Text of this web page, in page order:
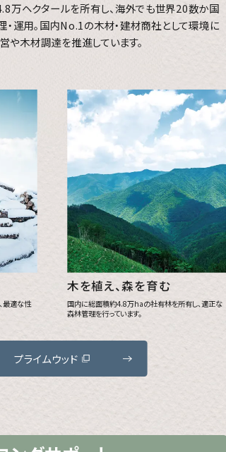
万ヘクタールを所有し、海外でも世界20数か国
運用。国内No.1の木材・建材商社として環境に
木材調達を推進しています。
最適な性
木を植え、森を育む
国内に総面積約4.8万haの社有林を所有し、適正な
森林管理を行っています。
プライムウッド